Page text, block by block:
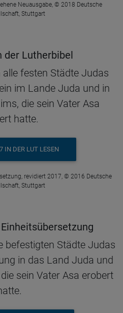
Neuausgabe, © 2018 Deutsche
Stuttgart
der Lutherbibel
alle festen Städte Judas
im Lande Juda und in
die sein Vater Asa
hatte.
IN DER LUT LESEN
revidiert 2017, © 2016 Deutsche
Stuttgart
befestigten Städte Judas
in das Land Juda und
sein Vater Asa erobert